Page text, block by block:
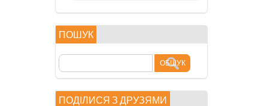
ПОШУК
ПОДІЛИСЯ З ДРУЗЯМИ